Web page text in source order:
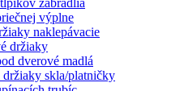
zábradlia
výplne
naklepávacie
držiaky
dverové madlá
držiaky skla/platničky